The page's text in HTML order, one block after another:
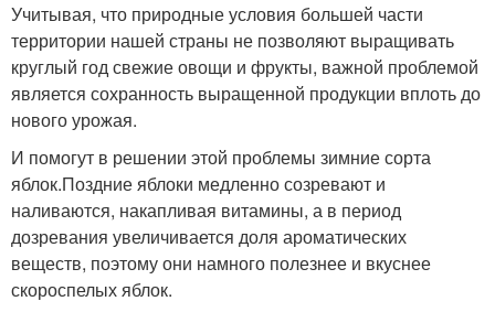
Учитывая, что природные условия большей части
территории нашей страны не позволяют выращивать
круглый год свежие овощи и фрукты, важной проблемой
является сохранность выращенной продукции вплоть до
нового урожая.
И помогут в решении этой проблемы зимние сорта
яблок.Поздние яблоки медленно созревают и
наливаются, накапливая витамины, а в период
дозревания увеличивается доля ароматических
веществ, поэтому они намного полезнее и вкуснее
скороспелых яблок.